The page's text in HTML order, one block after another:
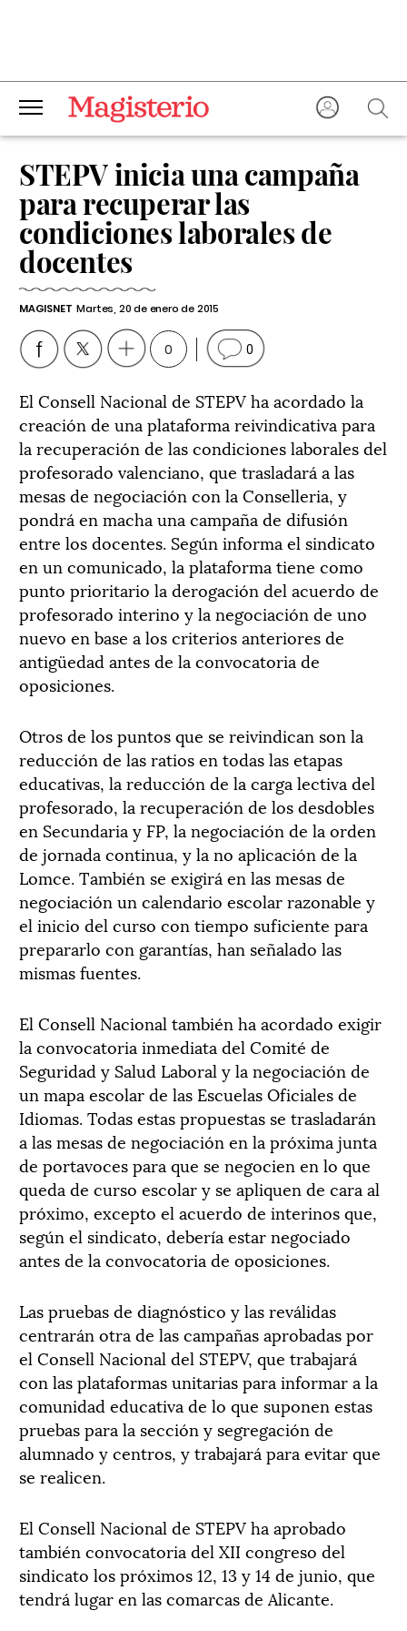
STEPV inicia una campaña
para recuperar las
condiciones laborales de
docentes
MAGISNET Martes, 20 de enero de 2015
0 0
El Consell Nacional de STEPV ha acordado la
creación de una plataforma reivindicativa para
la recuperación de las condiciones laborales del
profesorado valenciano, que trasladará a las
mesas de negociación con la Conselleria, y
pondrá en macha una campaña de difusión
entre los docentes. Según informa el sindicato
en un comunicado, la plataforma tiene como
punto prioritario la derogación del acuerdo de
profesorado interino y la negociación de uno
nuevo en base a los criterios anteriores de
antigüedad antes de la convocatoria de
oposiciones.
Otros de los puntos que se reivindican son la
reducción de las ratios en todas las etapas
educativas, la reducción de la carga lectiva del
profesorado, la recuperación de los desdobles
en Secundaria y FP, la negociación de la orden
de jornada continua, y la no aplicación de la
Lomce. También se exigirá en las mesas de
negociación un calendario escolar razonable y
el inicio del curso con tiempo suficiente para
prepararlo con garantías, han señalado las
mismas fuentes.
El Consell Nacional también ha acordado exigir
la convocatoria inmediata del Comité de
Seguridad y Salud Laboral y la negociación de
un mapa escolar de las Escuelas Oficiales de
Idiomas. Todas estas propuestas se trasladarán
a las mesas de negociación en la próxima junta
de portavoces para que se negocien en lo que
queda de curso escolar y se apliquen de cara al
próximo, excepto el acuerdo de interinos que,
según el sindicato, debería estar negociado
antes de la convocatoria de oposiciones.
Las pruebas de diagnóstico y las reválidas
centrarán otra de las campañas aprobadas por
el Consell Nacional del STEPV, que trabajará
con las plataformas unitarias para informar a la
comunidad educativa de lo que suponen estas
pruebas para la sección y segregación de
alumnado y centros, y trabajará para evitar que
se realicen.
El Consell Nacional de STEPV ha aprobado
también convocatoria del XII congreso del
sindicato los próximos 12, 13 y 14 de junio, que
tendrá lugar en las comarcas de Alicante.